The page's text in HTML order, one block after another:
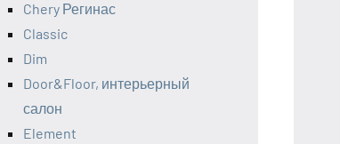
Chery Регинас
Classic
Dim
Door&Floor, интерьерный
салон
Element